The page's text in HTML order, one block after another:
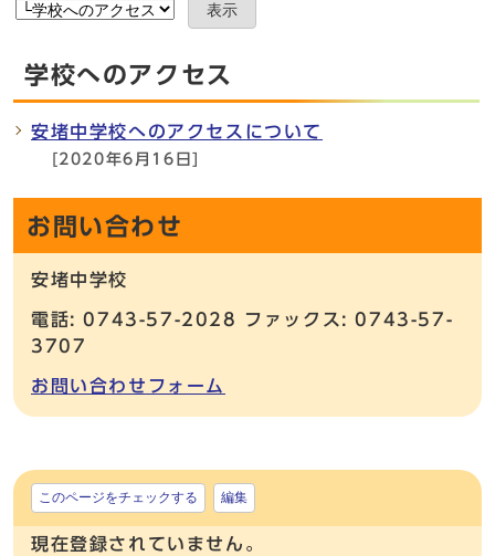
表示
学校へのアクセス
安堵中学校へのアクセスについて
[2020年6月16日]
お問い合わせ
安堵中学校
電話: 0743-57-2028 ファックス: 0743-57-
3707
お問い合わせフォーム
このページをチェックする 編集
現在登録されていません。